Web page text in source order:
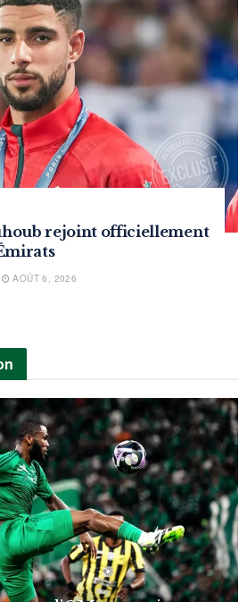
rejoint officiellement
AOÛT 6, 2026